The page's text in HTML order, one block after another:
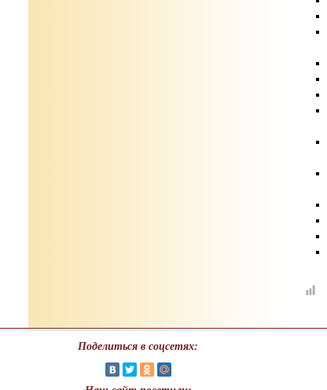
Поделиться в соцсетях: